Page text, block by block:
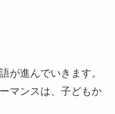
が進んでいきます。
マンスは、子どもか